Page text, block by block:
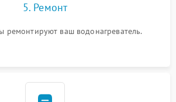
5. Ремонт
ремонтируют ваш водонагреватель.